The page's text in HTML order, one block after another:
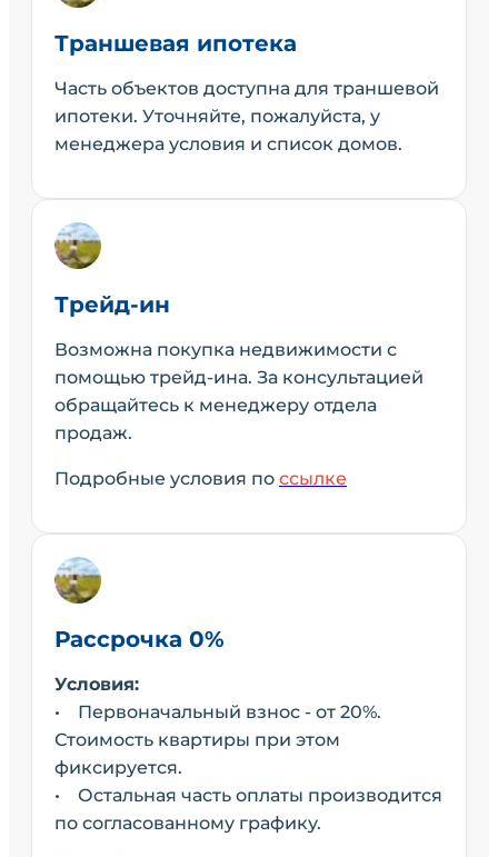
Траншевая ипотека
Часть объектов доступна для траншевой
ипотеки. Уточняйте, пожалуйста, у
менеджера условия и список домов.
Трейд-ин
Возможна покупка недвижимости с
помощью трейд-ина. За консультацией
обращайтесь к менеджеру отдела
продаж.
Подробные условия по ссылке
Рассрочка 0%
Условия:
• Первоначальный взнос - от 20%.
Стоимость квартиры при этом
фиксируется.
• Остальная часть оплаты производится
по согласованному графику.